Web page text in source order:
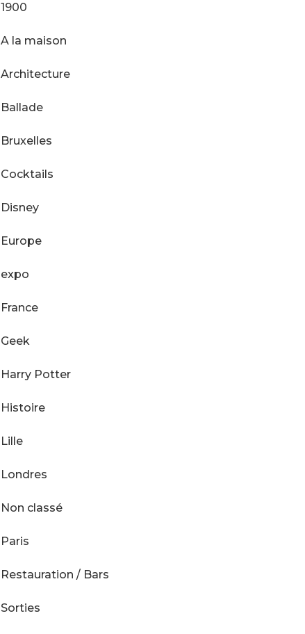
1900
A la maison
Architecture
Ballade
Bruxelles
Cocktails
Disney
Europe
expo
France
Geek
Harry Potter
Histoire
Lille
Londres
Non classé
Paris
Restauration / Bars
Sorties